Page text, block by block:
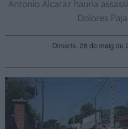
Antonio Alcaraz hauria
Dolores
Dimarts, 28 de maig de